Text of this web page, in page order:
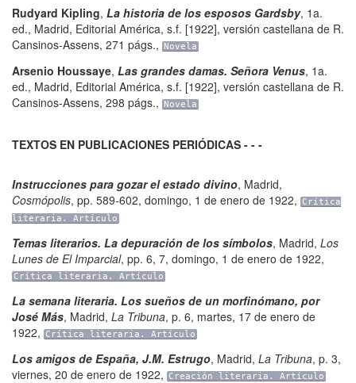
Rudyard Kipling, La historia de los esposos Gardsby, 1a.
ed., Madrid, Editorial América, s.f. [1922], versión castellana de R.
Cansinos-Assens, 271 págs., Novela
Arsenio Houssaye, Las grandes damas. Señora Venus, 1a.
ed., Madrid, Editorial América, s.f. [1922], versión castellana de R.
Cansinos-Assens, 298 págs., Novela
TEXTOS EN PUBLICACIONES PERIÓDICAS - - -
Instrucciones para gozar el estado divino, Madrid,
Cosmópolis, pp. 589-602, domingo, 1 de enero de 1922,
Crítica
literaria. Artículo
Temas literarios. La depuración de los símbolos, Madrid, Los
Lunes de El Imparcial, pp. 6, 7, domingo, 1 de enero de 1922,
Crítica literaria. Artículo
La semana literaria. Los sueños de un morfinómano, por
José Más, Madrid, La Tribuna, p. 6, martes, 17 de enero de
1922, Crítica literaria. Artículo
Los amigos de España, J.M. Estrugo, Madrid, La Tribuna, p. 3,
viernes, 20 de enero de 1922, Creación literaria. Artículo